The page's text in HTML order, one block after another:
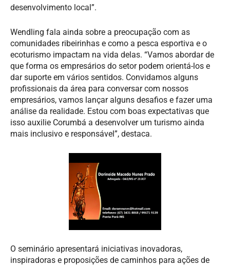
desenvolvimento local”.
Wendling fala ainda sobre a preocupação com as
comunidades ribeirinhas e como a pesca esportiva e o
ecoturismo impactam na vida delas. “Vamos abordar de
que forma os empresários do setor podem orientá-los e
dar suporte em vários sentidos. Convidamos alguns
profissionais da área para conversar com nossos
empresários, vamos lançar alguns desafios e fazer uma
análise da realidade. Estou com boas expectativas que
isso auxilie Corumbá a desenvolver um turismo ainda
mais inclusivo e responsável”, destaca.
O seminário apresentará iniciativas inovadoras,
inspiradoras e proposições de caminhos para ações de